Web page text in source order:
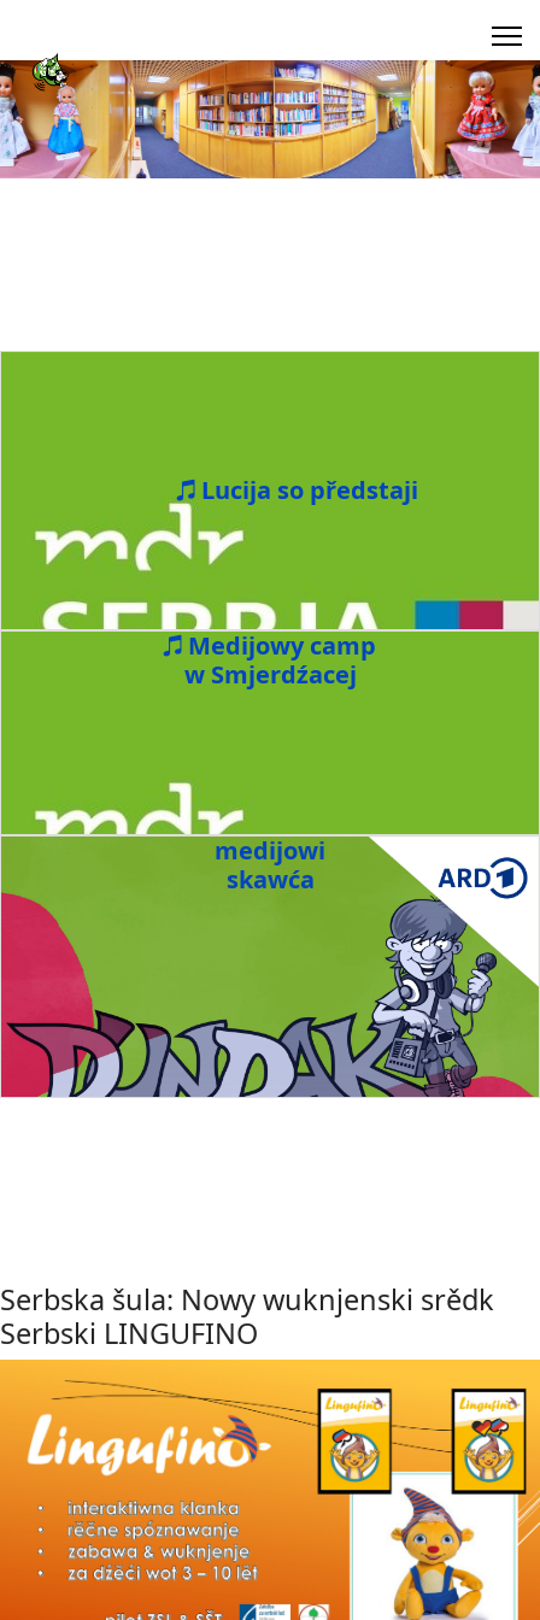
Lucija so předstaji
Medijowy camp
w Smjerdźacej
medijowi
skawća
Serbska šula: Nowy wuknjenski srědk
Serbski LINGUFINO